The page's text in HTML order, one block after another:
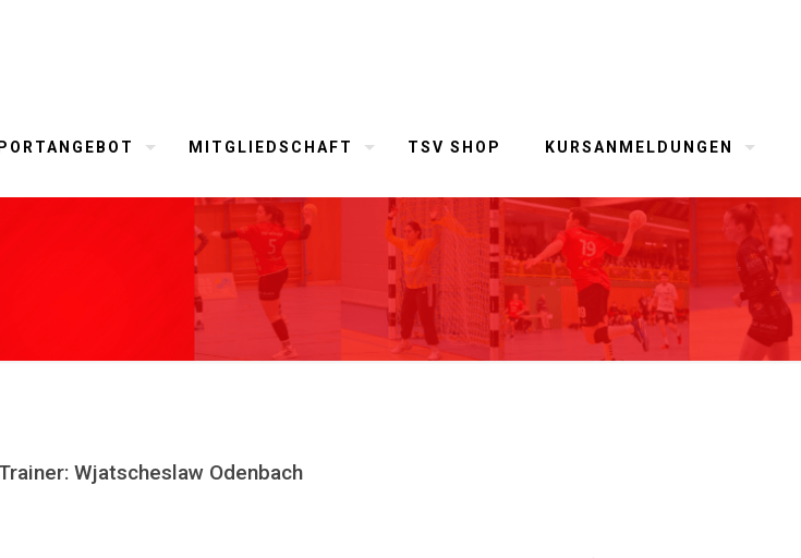
MITGLIEDSCHAFT TSV SHOP KURSANMELDUNGEN
Wjatscheslaw Odenbach